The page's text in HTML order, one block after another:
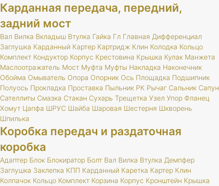
Карданная передача, передний,
задний мост
Вал Вилка Вкладыш Втулка Гайка Гл Главная Дифференциал
Заглушка Карданный Картер Картридж Клин Колодка Кольцо
Комплект Кондуктор Корпус Крестовина Крышка Кулак Манжета
Маслоотражатель Мост Муфта Муфты Накладка Наконечник
Обойма Омыватель Опора Опорник Ось Площадка Подшипник
Полуось Прокладка Проставка Пыльник РК Рычаг Сальник Сапун
Сателлиты Смазка Стакан Сухарь Трещетка Узел Упор Фланец
Хомут Цапфа ШРУС Шайба Шаровая Шестерня Шкворень
Шпилька
Коробка передач и раздаточная
коробка
Адаптер Блок Блокиратор Болт Вал Вилка Втулка Демпфер
Заглушка Заклепка КПП Карданный Каретка Картер Клин
Колпачок Кольцо Комплект Корзина Корпус Кронштейн Крышка